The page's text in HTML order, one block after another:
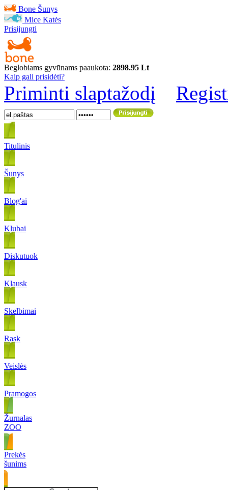
Bone Šunys
Mice Katės
Prisijungti
Beglobiams gyvūnams paaukota: 2898.95 Lt
Kaip gali prisidėti?
Priminti slaptažodį
Titulinis
Šunys
Blog'ai
Klubai
Diskutuok
Klausk
Skelbimai
Rask
Veislės
Pramogos
Žurnalas
ZOO
Prekės
šunims